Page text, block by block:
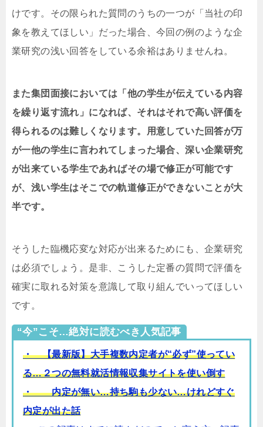
けです。その限られた質問のうちの一つが「当社の印
象を教えてほしい」だった場合、今回の例のような企
業研究の浅い回答をしている余裕はありませんね。
また集団面接においては「他の学生が伝えている内容
を繰り返す流れ」になれば、それはそれで高い評価を
得られるのは難しくなります。用意していた回答が万
が一他の学生に言われてしまった場合、深い企業研究
が出来ている学生であればその場で修正が可能です
が、浅い学生はそこでの軌道修正ができないことが大
半です。
そうした臨機応変な対応が出来るためにも、企業研究
は必須でしょう。是非、こうした定番の質問で評価を
確実に取れる対策を意識して取り組んでいってほしい
です。
“今”こそ…絶対に読むべき人気記事
・ 【最新版】大手複数内定者が“必ず”使ってい
る…２つの無料就活情報収集サイトを使い倒す
・ 内定が無い…持ち駒も少ない…けれどすぐ
内定が出た話